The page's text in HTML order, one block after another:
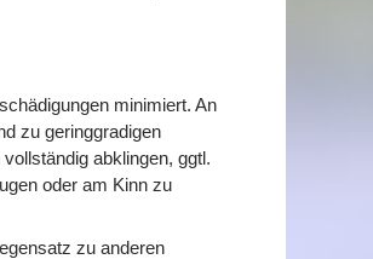
minimiert. An
zu geringgradigen
abklingen, ggtl.
oder am Kinn zu
zu anderen